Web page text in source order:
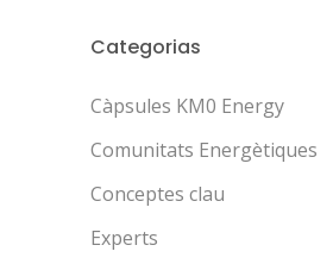
Categorias
Càpsules KM0 Energy
Comunitats Energètiques
Conceptes clau
Experts